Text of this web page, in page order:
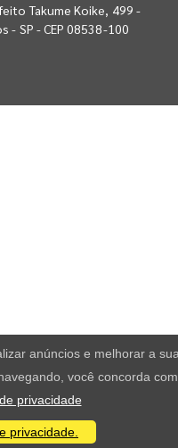
Takume Koike, 499 -
- SP - CEP 08538-100
anúncios e melhorar a
você concorda
privacidade
privacidade.